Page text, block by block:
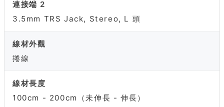
連接端 2
3.5mm TRS Jack, Stereo, L 頭
線材外觀
捲線
線材長度
100cm - 200cm（未伸長 - 伸長）